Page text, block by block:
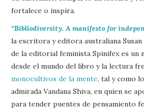
fortalece o inspira.
“Bibliodiversity. A manifesto for
la escritora y editora australiana
de la editorial feminista Spinifex es un
desde el mundo del libro y la lectura
monocultivos de la mente, tal y como
admirada Vandana Shiva, en quien se
para tender puentes de pensamiento